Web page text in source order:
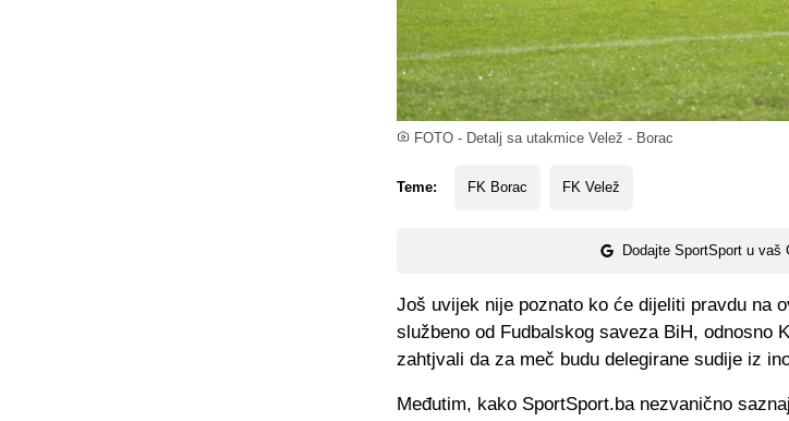
FOTO - Detalj sa utakmice Velež - Borac
Teme: FK Borac FK Velež
Dodajte SportSport u vaš
Još uvijek nije poznato ko će dijeliti pravdu na
službeno od Fudbalskog saveza BiH, odnosno
zahtjvali da za meč budu delegirane sudije iz
Međutim, kako SportSport.ba nezvanično